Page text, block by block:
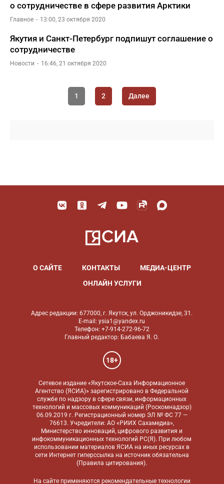
о сотрудничестве в сфере развития Арктики
Главное 13:00, 23 октября 2020
Якутия и Санкт-Петербург подпишут соглашение о
сотрудничестве
Новости 16:46, 21 октября 2020
1 2 Далее
О САЙТЕ КОНТАКТЫ
МЕДИА-ЦЕНТР
ОНЛАЙН УСЛУГИ
Адрес редакции: 677000, г. Якутск, ул. Орджоникидзе, 31.
E-mail: ysia1@yandex.ru
Телефон: +7-914-272-96-72
Главный редактор: Бабаева Я. О.
18+
Сетевое издание «Якутское-Саха Информационное
Агентство (ЯСИА)» зарегистрировано в Федеральной
службе по надзору в сфере связи, информационных
технологий и массовых коммуникаций (Роскомнадзор)
06.09.2019 г. Регистрационный номер ЭЛ № ФС 77 —
76613. Учредители: АО «РИИХ Сахамедиа»,
Министерство инноваций, цифрового развития и
инфокоммуникационных технологий РС(Я). При любом
использовании материалов ЯСИА на иных ресурсах в
сети Интернет гиперссылка на источник обязательна
(Правила цитирования).
На сайте применяются рекомендательные технологии